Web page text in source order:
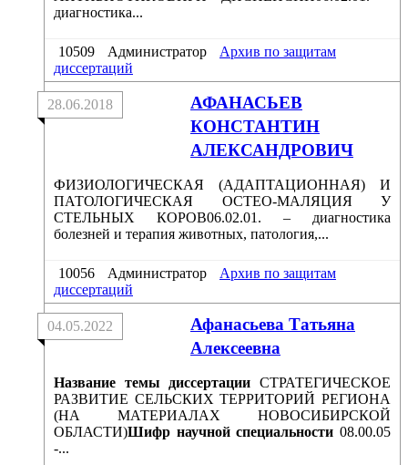
диагностика...
10509 Администратор
Архив по защитам
диссертаций
АФАНАСЬЕВ
КОНСТАНТИН
АЛЕКСАНДРОВИЧ
28.06.2018
ФИЗИОЛОГИЧЕСКАЯ (АДАПТАЦИОННАЯ) И
ПАТОЛОГИЧЕСКАЯ ОСТЕО-МАЛЯЦИЯ У
СТЕЛЬНЫХ КОРОВ06.02.01. – диагностика
болезней и терапия животных, патология,...
10056 Администратор
Архив по защитам
диссертаций
Афанасьева Татьяна
Алексеевна
04.05.2022
Название темы диссертации СТРАТЕГИЧЕСКОЕ
РАЗВИТИЕ СЕЛЬСКИХ ТЕРРИТОРИЙ РЕГИОНА
(НА МАТЕРИАЛАХ НОВОСИБИРСКОЙ
ОБЛАСТИ)Шифр научной специальности 08.00.05
-...